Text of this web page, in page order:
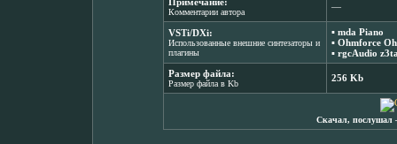
Комментарии автора
―
VSTi/DXi:
Использованные внешние синтезаторы и
плагины
▪ mda Piano
▪ Ohmforce
▪ rgcAudio
Размер файла:
Размер файла в Kb
256 Kb
Скачал, послушал